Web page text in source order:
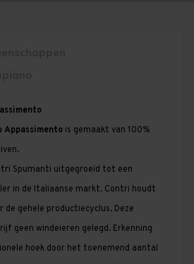
Appassimento is gemaakt van 100%
Spumanti uitgegroeid tot een
in de Italiaanse markt. Contri houdt
gehele productiecyclus. Deze
geen windeieren gelegd. Erkenning
hoek door het toenemend aantal